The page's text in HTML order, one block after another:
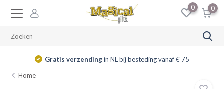
0 0
Gratis verzendingin NL bij besteding vanaf € 75
Home